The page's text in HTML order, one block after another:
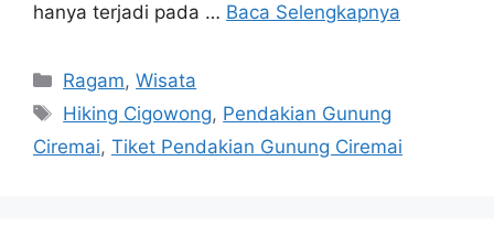
hanya terjadi pada … Baca Selengkapnya
Kategori
Ragam,Wisata
Tag
Hiking Cigowong, Pendakian Gunung
Ciremai, Tiket Pendakian Gunung Ciremai